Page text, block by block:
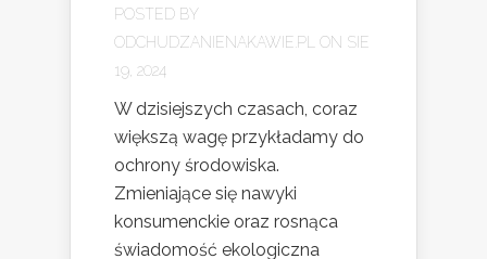
POSTED BY
ODCHUDZANIENAKAWIE.PL
ON SIE
19, 2024
W dzisiejszych czasach, coraz
większą wagę przykładamy do
ochrony środowiska.
Zmieniające się nawyki
konsumenckie oraz rosnąca
świadomość ekologiczna